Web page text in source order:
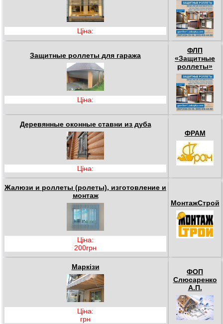
Ціна:
Защитные роллеты для гаража
Ціна:
ФЛП
«Защитные
роллеты»
Деревянные оконные ставни из дуба
Ціна:
ФРАМ
Жалюзи и роллеты (ролеты), изготовление и
монтаж
Ціна:
200грн
МонтажСтрой
Маркізи
Ціна:
грн
ФОП
Слюсаренко
А.П.